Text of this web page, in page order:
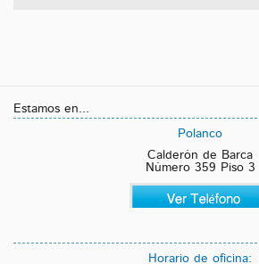
Estamos en...
Polanco
Calderón de Barca
Número 359 Piso 3
Horario de oficina: